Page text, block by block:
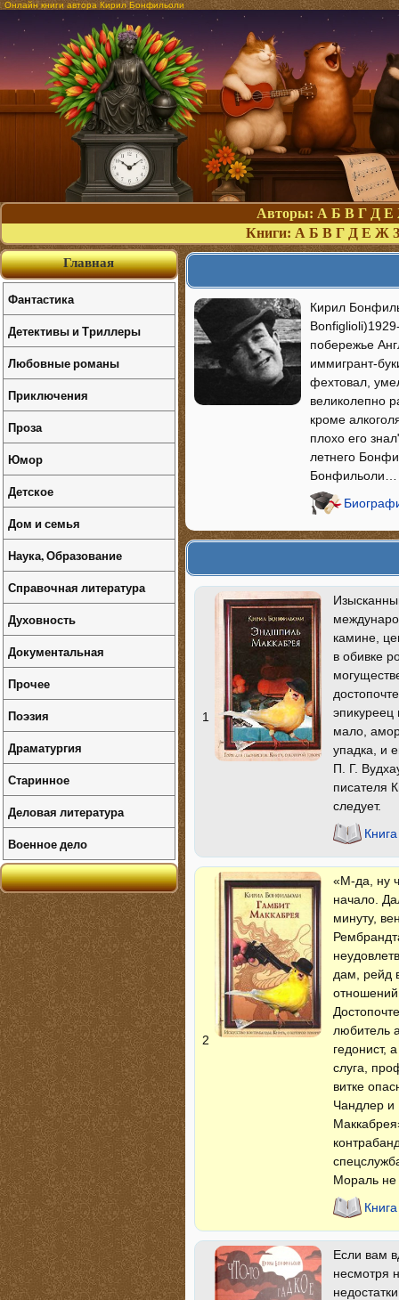
Онлайн книги автора Кирил Бонфильоли
Авторы: А Б В Г Д Е
Книги: А Б В Г Д Е Ж З
Кирил
побережье
иммигрант-
фехтовал,
великолепно
кроме
плохо его
летнего
Бонфильоли…
1
камине,
в обивке
эпикуреец
мало,
упадка, и
П. Г.
писателя
следует.
2
«М-да, ну
начало.
минуту,
дам, рейд
отношений
любитель
гедонист,
слуга,
витке
Чандлер и
Мораль не
Если вам
несмотря
Главная
Фантастика
Детективы и Триллеры
Любовные романы
Приключения
Проза
Юмор
Детское
Дом и семья
Наука, Образование
Справочная литература
Духовность
Документальная
Прочее
Поэзия
Драматургия
Старинное
Деловая литература
Военное дело